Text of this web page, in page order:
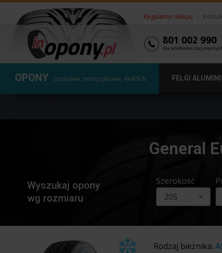
Regulamin sklepu
801 002 990
dla telefonów
OPONY osobowe, motocyklowe, 4x4/SUV FELGI
General
Wyszukaj opony
wg rozmiaru
Szerokość
205
Rodzaj bieżnika: